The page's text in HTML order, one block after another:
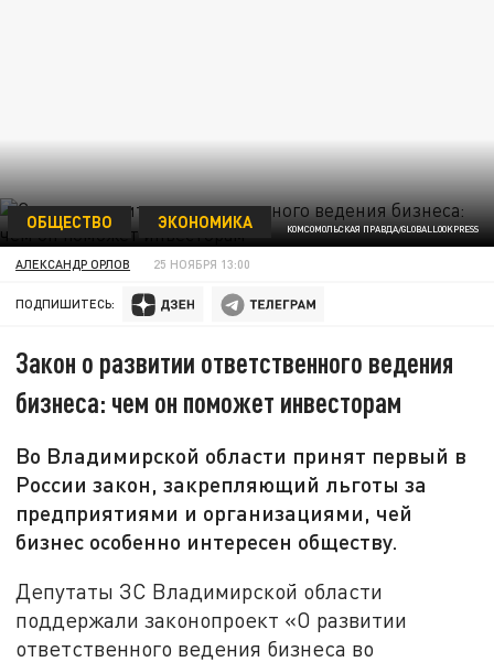
КОМСОМОЛЬСКАЯ ПРАВДА/GLOBALLOOKPRESS
ОБЩЕСТВО ЭКОНОМИКА
АЛЕКСАНДР ОРЛОВ 25 НОЯБРЯ 13:00
ПОДПИШИТЕСЬ:
Закон о развитии ответственного ведения
бизнеса: чем он поможет инвесторам
Во Владимирской области принят первый в
России закон, закрепляющий льготы за
предприятиями и организациями, чей
бизнес особенно интересен обществу.
Депутаты ЗС Владимирской области
поддержали законопроект «О развитии
ответственного ведения бизнеса во